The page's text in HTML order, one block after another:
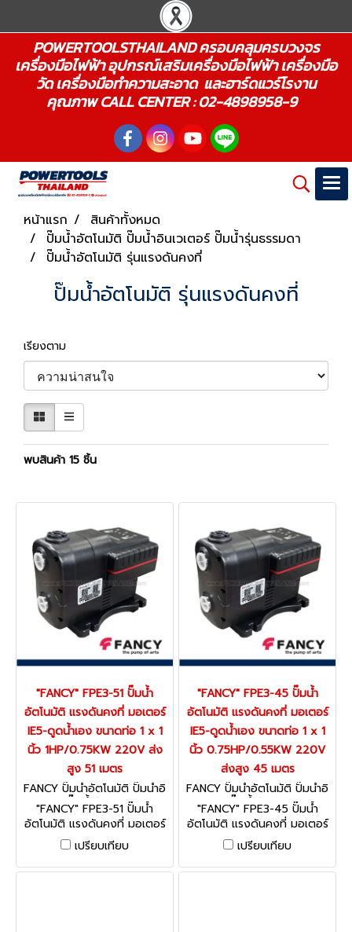
POWERTOOLSTHAILAND ครอบคลุมครบวงจร
เครื่องมือไฟฟ้า อุปกรณ์เสริมเครื่องมือไฟฟ้า เครื่องมือ
วัด เครื่องมือทำความสะอาด และฮาร์ดแวร์โรงาน
คุณภาพ CALL CENTER : 02-4898958-9
หน้าแรก
สินค้าทั้งหมด
ปั๊มน้ำอัตโนมัติ ปั๊มน้ำอินเวเตอร์ ปั๊มน้ำรุ่นธรรมดา
ปั๊มน้ำอัตโนมัติ รุ่นแรงดันคงที่
ปั๊มน้ำอัตโนมัติ รุ่นแรงดันคงที่
เรียงตาม
พบสินค้า 15 ชิ้น
"FANCY" FPE3-51 ปั๊มน้ำ
อัตโนมัติ แรงดันคงที่ มอเตอร์
IE5-ดูดน้ำเอง ขนาดท่อ 1 x 1
นิ้ว 1HP/0.75KW 220V ส่ง
สูง 51 เมตร
FANCY ปั๊มน้ำอัตโนมัติ ปั๊มน้ำอิ
นเวเตอร์ ปั๊มน้ำรุ่นธรรมดา FPE
3-51
"FANCY" FPE3-51 ปั๊มน้ำ
อัตโนมัติ แรงดันคงที่ มอเตอร์
IE5-ดูดน้ำเอง ขนาดท่อ 1 x 1
นิ้ว 1HP/0.75KW 220V ส่ง
สูง 51 เมตร
เปรียบเทียบ
"FANCY" FPE3-45 ปั๊มน้ำ
อัตโนมัติ แรงดันคงที่ มอเตอร์
IE5-ดูดน้ำเอง ขนาดท่อ 1 x 1
นิ้ว 0.75HP/0.55KW 220V
ส่งสูง 45 เมตร
FANCY ปั๊มน้ำอัตโนมัติ ปั๊มน้ำอิ
นเวเตอร์ ปั๊มน้ำรุ่นธรรมดา FPE
3-45
"FANCY" FPE3-45 ปั๊มน้ำ
อัตโนมัติ แรงดันคงที่ มอเตอร์
IE5-ดูดน้ำเอง ขนาดท่อ 1 x 1
นิ้ว 0.75HP/0.55KW 220V
ส่งสูง 45 เมตร
เปรียบเทียบ